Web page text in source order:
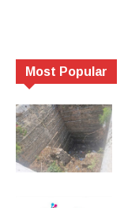
Most Popular